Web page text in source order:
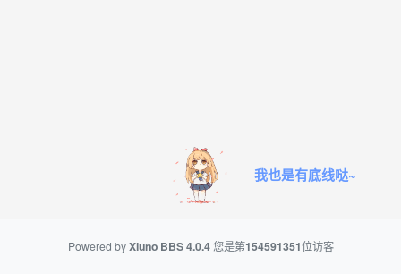
我也是有底线哒~
Powered byXiuno BBS4.0.4 您是第154591351位访客